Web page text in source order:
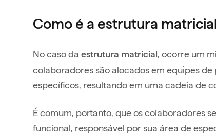
Como é a estrutura
No caso da estrutura matricial, ocorre um
colaboradores são alocados em equipes
específicos, resultando em uma cadeia de
É comum, portanto, que os colaboradores
funcional, responsável por sua área de